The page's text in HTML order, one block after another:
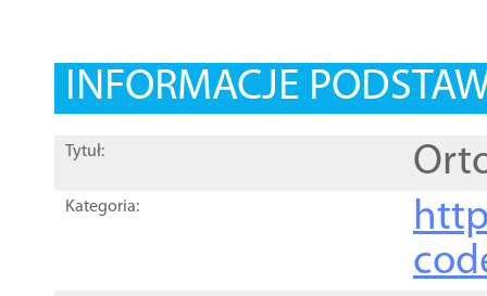
INFORMACJE
Tytuł:
Kategoria: